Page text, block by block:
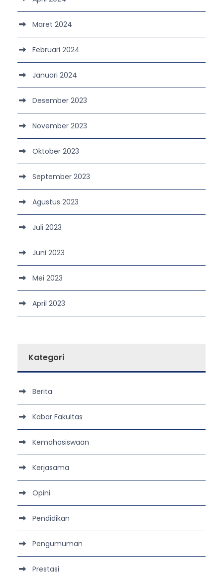
Maret 2024
Februari 2024
Januari 2024
Desember 2023
November 2023
Oktober 2023
September 2023
Agustus 2023
Juli 2023
Juni 2023
Mei 2023
April 2023
Kategori
Berita
Kabar Fakultas
Kemahasiswaan
Kerjasama
Opini
Pendidikan
Pengumuman
Prestasi